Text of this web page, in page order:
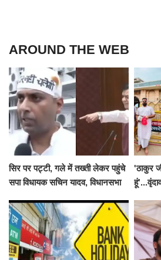
AROUND THE WEB
सिर पर पट्टी, गले में तख्ती लेकर पहुंचे
सपा विधायक सचिन यादव, विधानसभा
निलंबित
'ठाकुर